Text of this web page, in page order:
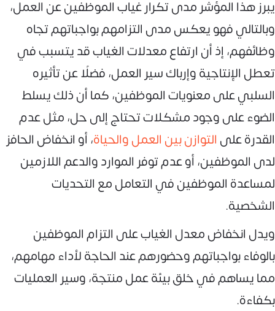
يبرز هذا المؤشر مدى تكرار غياب الموظفين عن العمل،
وبالتالي فهو يعكس مدى التزامهم بواجباتهم تجاه
وظائفهم، إذ أن ارتفاع معدلات الغياب قد يتسبب في
تعطل الإنتاجية وإرباك سير العمل، فضلًا عن تأثيره
السلبي على معنويات الموظفين، كما أن ذلك يسلط
الضوء على وجود مشكلات تحتاج إلى حل، مثل عدم
القدرة على التوازن بين العمل والحياة، أو انخفاض الحافز
لدى الموظفين، أو عدم توفر الموارد والدعم اللازمين
لمساعدة الموظفين في التعامل مع التحديات
الشخصية.
ويدل انخفاض معدل الغياب على التزام الموظفين
بالوفاء بواجباتهم وحضورهم عند الحاجة لأداء مهامهم،
مما يساهم في خلق بيئة عمل منتجة، وسير العمليات
بكفاءة.